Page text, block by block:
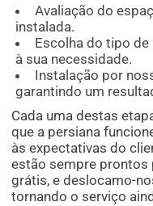
Avaliação do
instalada.
Escolha do tipo
à sua necessidade.
Instalação por
garantindo um
Cada uma destas
que a persiana
às expectativas do
estão sempre prontos
grátis, e deslocamo-
tornando o serviço